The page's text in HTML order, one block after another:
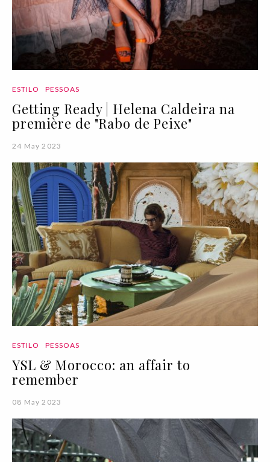
ESTILO PESSOAS
Getting Ready | Helena Caldeira na
première de "Rabo de Peixe"
24 May 2023
ESTILO PESSOAS
YSL & Morocco: an affair to
remember
08 May 2023